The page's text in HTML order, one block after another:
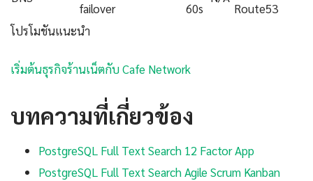
failover
60s
Route53
โปรโมชันแนะนำ
เริ่มต้นธุรกิจร้านเน็ตกับ Cafe Network
บทความที่เกี่ยวข้อง
PostgreSQL Full Text Search 12 Factor App
PostgreSQL Full Text Search Agile Scrum Kanban